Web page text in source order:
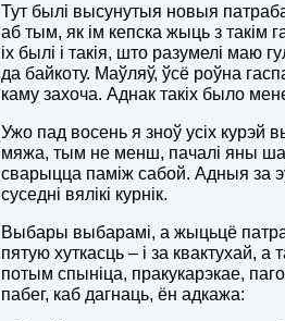
Тут былі высунутыя новыя
аб тым, як ім кепска жыць з такім
іх былі і такія, што разумелі маю
да байкоту. Маўляў, ўсё роўна
каму захоча. Аднак такіх было
Ужо пад восень я зноў усіх
мяжа, тым не менш, пачалі яны
сварыцца паміж сабой. Адныя за
суседні вялікі курнік.
Выбары выбарамі, а жыцьцё
пятую хуткасць – і за квактухай,
потым спыніца, пракукарэкае,
пабег, каб дагнаць, ён адкажа: